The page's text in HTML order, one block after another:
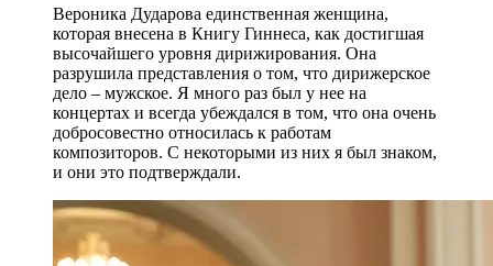
Вероника Дударова единственная женщина,
которая внесена в Книгу Гиннеса, как достигшая
высочайшего уровня дирижирования. Она
разрушила представления о том, что дирижерское
дело – мужское. Я много раз был у нее на
концертах и всегда убеждался в том, что она очень
добросовестно относилась к работам
композиторов. С некоторыми из них я был знаком,
и они это подтверждали.